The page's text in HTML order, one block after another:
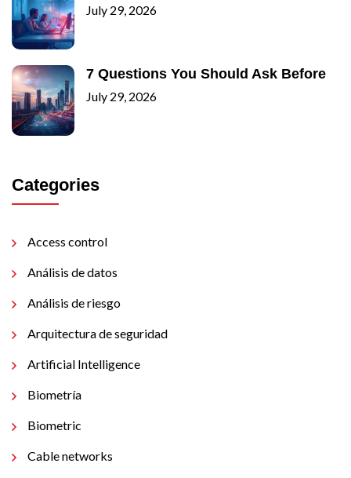
July 29, 2026
7 Questions You Should Ask Before
July 29, 2026
Categories
Access control
Análisis de datos
Análisis de riesgo
Arquitectura de seguridad
Artificial Intelligence
Biometría
Biometric
Cable networks